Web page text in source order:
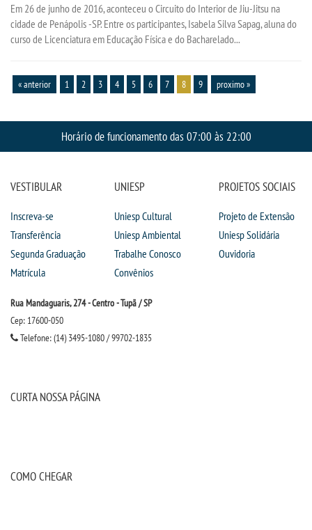
Em 26 de junho de 2016, aconteceu o Circuito do Interior de Jiu-Jitsu na
cidade de Penápolis -SP. Entre os participantes, Isabela Silva Sapag, aluna do
curso de Licenciatura em Educação Física e do Bacharelado...
« anterior 1 2 3 4 5 6 7 8 9 proximo »
Horário de funcionamento das 07:00 às 22:00
VESTIBULAR
Inscreva-se
Transferência
Segunda Graduação
Matrícula
UNIESP
Uniesp Cultural
Uniesp Ambiental
Trabalhe Conosco
Convênios
PROJETOS SOCIAIS
Projeto de Extensão
Uniesp Solidária
Ouvidoria
Rua Mandaguaris, 274 - Centro - Tupã / SP
Cep: 17600-050
Telefone: (14) 3495-1080 / 99702-1835
CURTA NOSSA PÁGINA
COMO CHEGAR